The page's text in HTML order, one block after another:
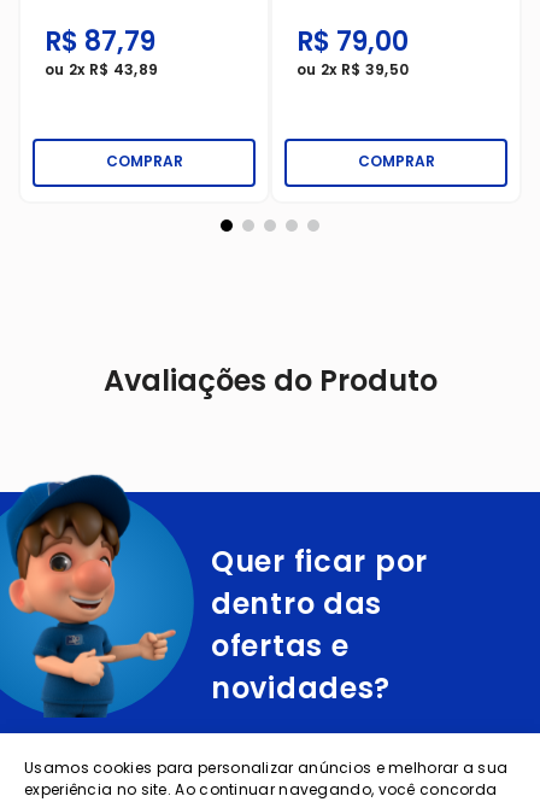
Litro
R$ 87,79
ou 2x R$ 43,89
COMPRAR
R$ 79,00
ou 2x R$ 39,50
COMPRAR
Avaliações do Produto
Quer ficar por
dentro das
ofertas e
novidades?
cadastre o seu e-mail abaixo para receber ofertas exclusivas
Usamos cookies para personalizar anúncios e melhorar a sua
experiência no site. Ao continuar navegando, você concorda